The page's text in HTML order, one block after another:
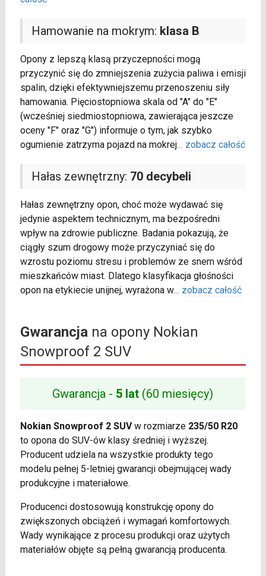
Hamowanie na mokrym: klasa B
Opony z lepszą klasą przyczepności mogą
przyczynić się do zmniejszenia zużycia paliwa i emisji
spalin, dzięki efektywniejszemu przenoszeniu siły
hamowania. Pięciostopniowa skala od "A" do "E"
(wcześniej siedmiostopniowa, zawierająca jeszcze
oceny "F" oraz "G") informuje o tym, jak szybko
ogumienie zatrzyma pojazd na mokrej... zobacz całość
Hałas zewnętrzny: 70 decybeli
Hałas zewnętrzny opon, choć może wydawać się
jedynie aspektem technicznym, ma bezpośredni
wpływ na zdrowie publiczne. Badania pokazują, że
ciągły szum drogowy może przyczyniać się do
wzrostu poziomu stresu i problemów ze snem wśród
mieszkańców miast. Dlatego klasyfikacja głośności
opon na etykiecie unijnej, wyrażona w... zobacz całość
Gwarancjana opony Nokian
Snowproof 2 SUV
Gwarancja - 5 lat (60 miesięcy)
Nokian Snowproof 2 SUVw rozmiarze 235/50 R20
to opona do SUV-ów klasy średniej i wyższej.
Producent udziela na wszystkie produkty tego
modelu pełnej 5-letniej gwarancji obejmującej wady
produkcyjne i materiałowe.
Producenci dostosowują konstrukcję opony do
zwiększonych obciążeń i wymagań komfortowych.
Wady wynikające z procesu produkcji oraz użytych
materiałów objęte są pełną gwarancją producenta.